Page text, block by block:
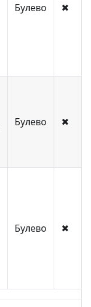
Булево ✖
Булево ✖
Булево ✖